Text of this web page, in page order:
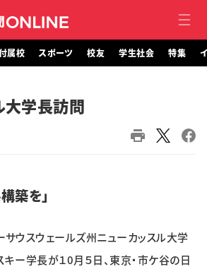
属校 スポーツ 校友 学生社会 特集
大学長訪問
築を」
サウスウェールズ州ニューカッスル大学
キー学長が１0月５日、東京・市ケ谷の日